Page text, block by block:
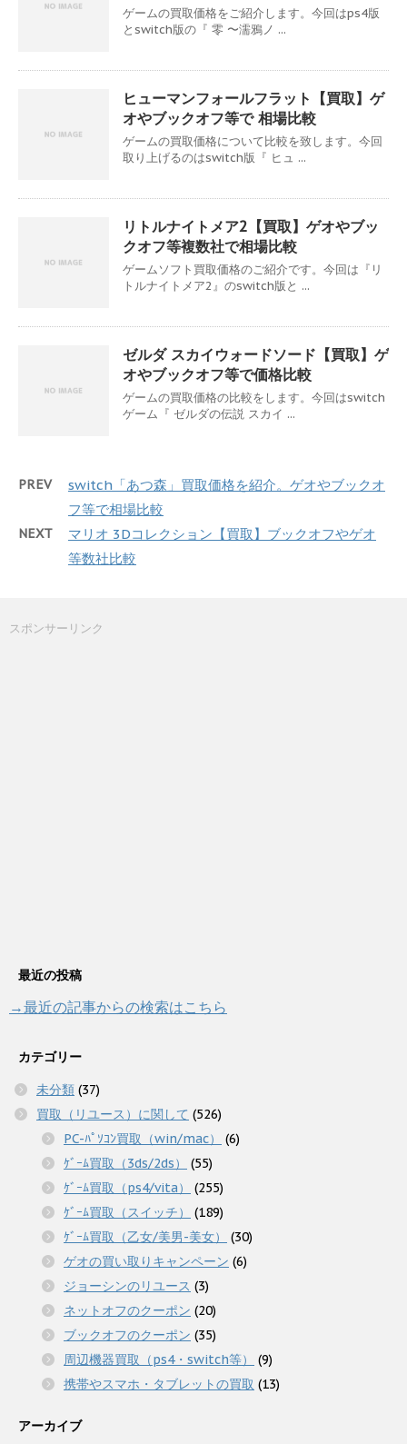
ゲームの買取価格をご紹介します。今回はps4版
とswitch版の『 零 〜濡鴉ノ ...
ヒューマンフォールフラット【買取】ゲ
オやブックオフ等で 相場比較
ゲームの買取価格について比較を致します。今回
取り上げるのはswitch版『 ヒュ ...
リトルナイトメア2【買取】ゲオやブッ
クオフ等複数社で相場比較
ゲームソフト買取価格のご紹介です。今回は『リ
トルナイトメア2』のswitch版と ...
ゼルダ スカイウォードソード【買取】ゲ
オやブックオフ等で価格比較
ゲームの買取価格の比較をします。今回はswitch
ゲーム『 ゼルダの伝説 スカイ ...
PREV
switch「あつ森」買取価格を紹介。ゲオやブックオ
フ等で相場比較
NEXT
マリオ 3Dコレクション【買取】ブックオフやゲオ
等数社比較
スポンサーリンク
最近の投稿
→最近の記事からの検索はこちら
カテゴリー
未分類 (37)
買取（リユース）に関して (526)
PC-ﾊﾟｿｺﾝ買取（win/mac）
(6)
ｹﾞｰﾑ買取（3ds/2ds）
(55)
ｹﾞｰﾑ買取（ps4/vita）
(255)
ｹﾞｰﾑ買取（スイッチ）
(189)
ｹﾞｰﾑ買取（乙女/美男-美女）
(30)
ゲオの買い取りキャンペーン (6)
ジョーシンのリユース (3)
ネットオフのクーポン (20)
ブックオフのクーポン (35)
周辺機器買取（ps4・switch等）
(9)
携帯やスマホ・タブレットの買取 (13)
アーカイブ